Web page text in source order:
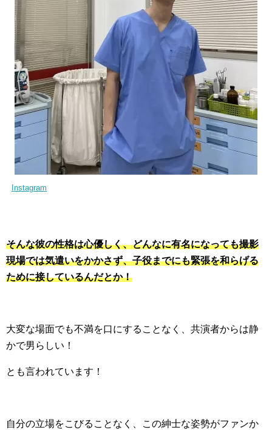
Instagram
そんな彼の性格は心優しく、どんなに有名になっても撮影
現場では気遣いをかかさず、子役までにも緊張を和らげる
ために接しているんだとか！
大変な場面でも不満を口にすることなく、共演者からは静
かで男らしい！
とも言われています！
自分の立場をこびることなく、この紳士な姿勢がファンか